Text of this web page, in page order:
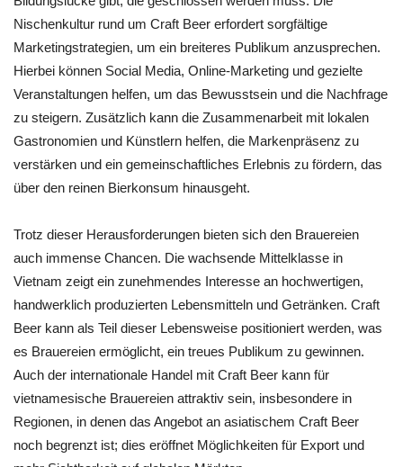
Nischenkultur rund um Craft Beer erfordert sorgfältige
Marketingstrategien, um ein breiteres Publikum anzusprechen.
Hierbei können Social Media, Online-Marketing und gezielte
Veranstaltungen helfen, um das Bewusstsein und die Nachfrage
zu steigern. Zusätzlich kann die Zusammenarbeit mit lokalen
Gastronomien und Künstlern helfen, die Markenpräsenz zu
verstärken und ein gemeinschaftliches Erlebnis zu fördern, das
über den reinen Bierkonsum hinausgeht.
Trotz dieser Herausforderungen bieten sich den Brauereien
auch immense Chancen. Die wachsende Mittelklasse in
Vietnam zeigt ein zunehmendes Interesse an hochwertigen,
handwerklich produzierten Lebensmitteln und Getränken. Craft
Beer kann als Teil dieser Lebensweise positioniert werden, was
es Brauereien ermöglicht, ein treues Publikum zu gewinnen.
Auch der internationale Handel mit Craft Beer kann für
vietnamesische Brauereien attraktiv sein, insbesondere in
Regionen, in denen das Angebot an asiatischem Craft Beer
noch begrenzt ist; dies eröffnet Möglichkeiten für Export und